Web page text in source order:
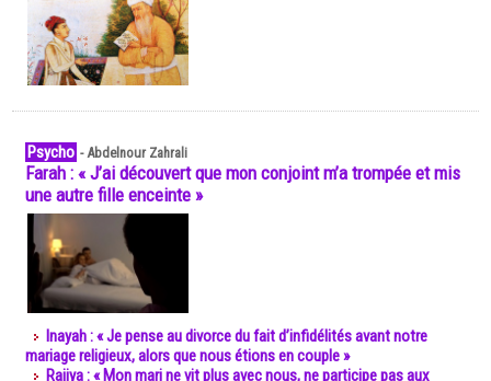
Psycho -Abdelnour Zahrali
Farah : « J’ai découvert que mon conjoint m’a trompée et mis
une autre fille enceinte »
Inayah : « Je pense au divorce du fait d’infidélités avant notre
mariage religieux, alors que nous étions en couple »
Rajiya : « Mon mari ne vit plus avec nous, ne participe pas aux